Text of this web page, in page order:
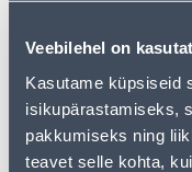
Veebilehel on
Kasutame küpsiseid
isikupärastamiseks,
pakkumiseks ning
teavet selle kohta,
• 14-päevane
• HANKIJA LAOST